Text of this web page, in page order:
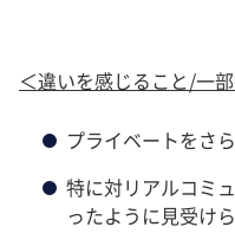
＜違いを感じること/一
プライベートをさ
特に対リアルコミ
ったように見受けら